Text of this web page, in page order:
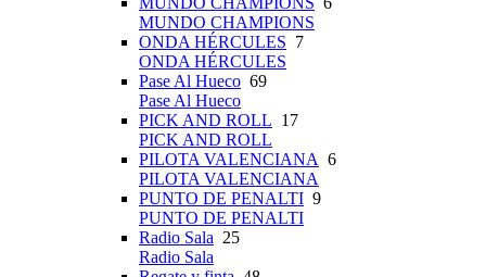
MUNDO CHAMPIONS
ONDA HÉRCULES 7
ONDA HÉRCULES
Pase Al Hueco 69
Pase Al Hueco
PICK AND ROLL 17
PICK AND ROLL
PILOTA VALENCIANA 6
PILOTA VALENCIANA
PUNTO DE PENALTI 9
PUNTO DE PENALTI
Radio Sala 25
Radio Sala